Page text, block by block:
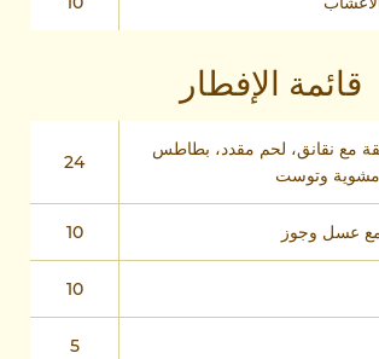
قائمة الإفطار
مع نقانق، لحم مقدد، بطاطس
وتوست
24
عسل وجوز 10
10
5